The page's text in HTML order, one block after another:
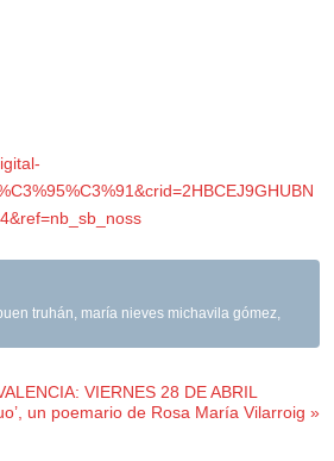
truhán maría nieves michavila gómez
VIERNES 28 DE ABRIL
un poemario de Rosa María Vilarroig »